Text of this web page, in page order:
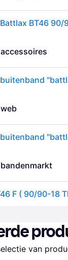
Battlax BT46
F ( 90/90-18
van